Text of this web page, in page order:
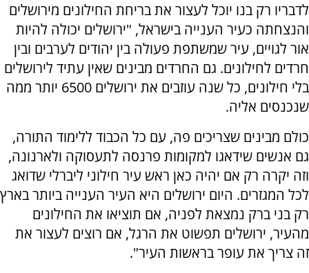
לדבריו רק בנו יוכל לעצור את בריחת החילונים מירושלים
והנצחתה כעיר הענייה בישראל, "ירושלים יכולה להיות
אור לגויים, עיר שמשתפת פעולה בין יהודים לערבים ובין
חרדים לחילונים. גם החרדים מבינים שאין עתיד לירושלים
בלי חילונים, כל שנה עוזבים את ירושלים 6500 יותר ממה
שנכנסים אליה.
כולם מבינים שצריכים פה, עם כל הכבוד ללימוד התורה,
גם אנשים שידאגו למקומות פרנסה לתעסוקה ולארנונה,
וזה יקרה רק אם יהיה כאן ראש עיר חילוני ליברלי שדואג
לכל המגזרים. היום ירושלים היא העיר הענייה ביותר בארץ
רק בני ברק נמצאת לפניה, אם תוציאו את החילונים
מהעיר, ירושלים תפשוט את הרגל, אם רוצים לעצור את
זה צריך את עופר בראשות העיר".